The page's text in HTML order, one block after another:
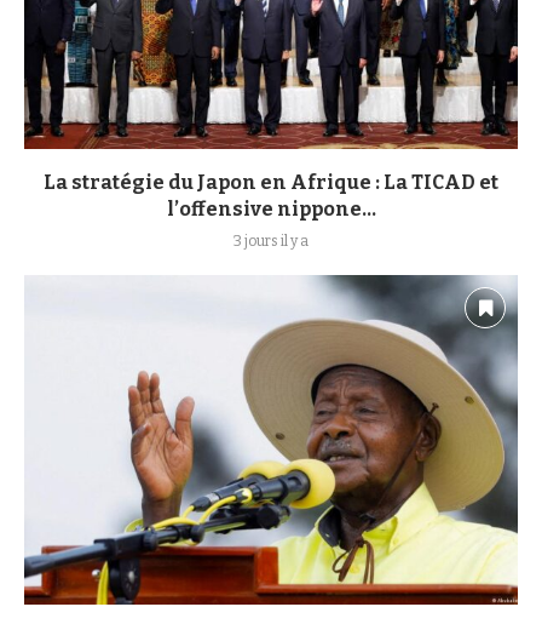
La stratégie du Japon en Afrique : La TICAD et
l’offensive nippone...
3 jours il y a